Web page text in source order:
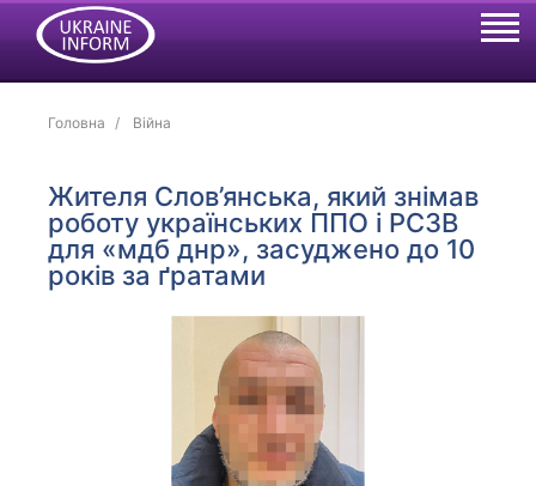
Головна Війна
Жителя Слов’янська, який знімав
роботу українських ППО і РСЗВ
для «мдб днр», засуджено до 10
років за ґратами